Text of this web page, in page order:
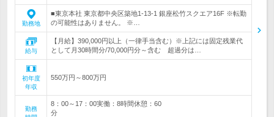
勤務地
■東京本社 東京都中央区築地1-13-1 銀座松竹スクエア16F ※転勤
の可能性はありません。 ※…
給与
【月給】390,000円以上（一律手当含む）※上記には固定残業代
として月30時間分/70,000円分～含む 超過分は…
初年度
年収
550万円～800万円
勤務
8：00～17：00実働：8時間休憩：60
分